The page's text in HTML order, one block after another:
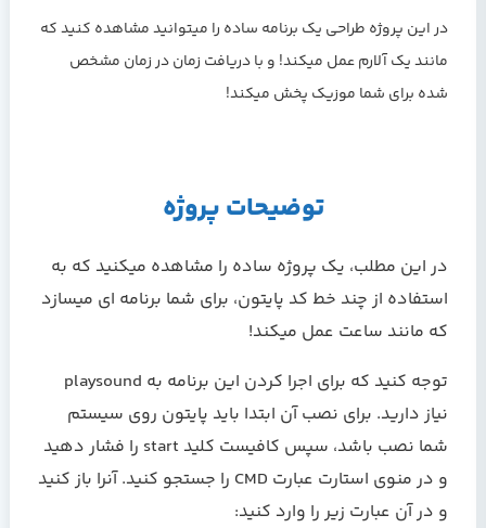
در این پروژه طراحی یک برنامه ساده را میتوانید مشاهده کنید که
مانند یک آلارم عمل میکند! و با دریافت زمان در زمان مشخص
شده برای شما موزیک پخش میکند!
توضیحات پروژه
در این مطلب، یک پروژه ساده را مشاهده میکنید که به
استفاده از چند خط کد پایتون، برای شما برنامه ای میسازد
که مانند ساعت عمل میکند!
توجه کنید که برای اجرا کردن این برنامه به playsound
نیاز دارید. برای نصب آن ابتدا باید پایتون روی سیستم
شما نصب باشد، سپس کافیست کلید start را فشار دهید
و در منوی استارت عبارت CMD را جستجو کنید. آنرا باز کنید
و در آن عبارت زیر را وارد کنید: